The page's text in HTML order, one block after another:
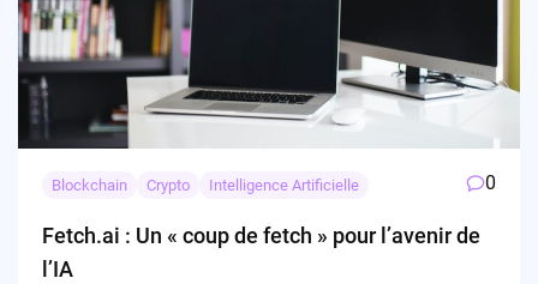
Blockchain Crypto Intelligence Artificielle 0
Fetch.ai : Un « coup de fetch » pour l’avenir de
l’IA